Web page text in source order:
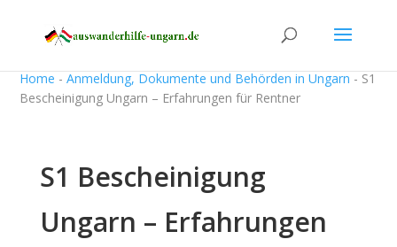
Home -Anmeldung, Dokumente und Behörden in Ungarn - S1
Bescheinigung Ungarn – Erfahrungen für Rentner
S1 Bescheinigung
Ungarn – Erfahrungen